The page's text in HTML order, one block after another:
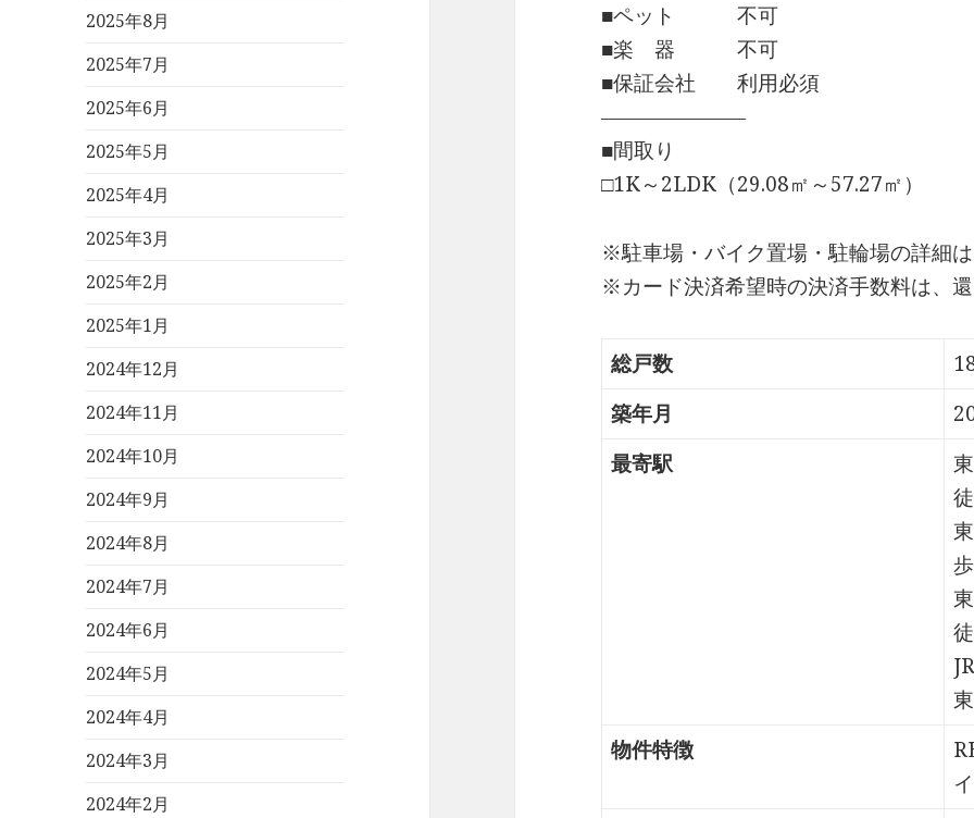
2025年8月
2025年7月
2025年6月
2025年5月
2025年4月
2025年3月
2025年2月
2025年1月
2024年12月
2024年11月
2024年10月
2024年9月
2024年8月
2024年7月
2024年6月
2024年5月
2024年4月
2024年3月
2024年2月
■ペット 不可
■楽 器 不可
■保証会社 利用必須
―――――――
■間取り
□1K～2LDK（29.08㎡～57.27㎡）
※駐車場・バイク置場・駐輪場の詳細
※カード決済希望時の決済手数料は、
総戸数
築年月
最寄駅
物件特徴